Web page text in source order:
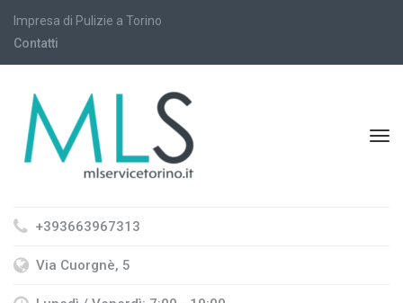
Impresa di Pulizie a Torino
Contatti
+393663967313
Via Cuorgnè, 5